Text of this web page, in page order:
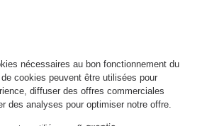
Société des Avis Garantis,cliquez ici pour